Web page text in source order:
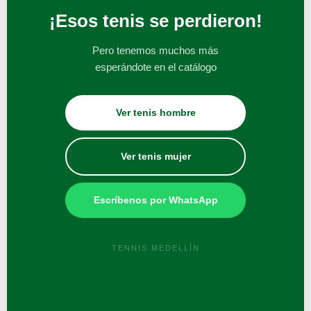
¡Esos tenis se perdieron!
Pero tenemos muchos más
esperándote en el catálogo
Ver tenis hombre
Ver tenis mujer
Escríbenos por WhatsApp
TENNIS MEDELLÍN